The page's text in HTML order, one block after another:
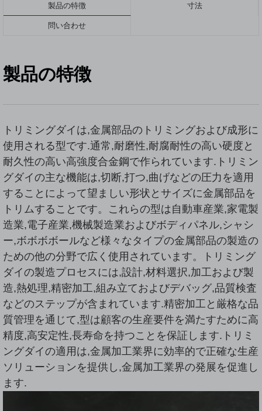
製品の特徴 寸法
問い合わせ
製品の特徴
トリミングダイは,金属部品のトリミングおよび成形に
使用される型です.通常,耐磨性,耐腐耐性の高い硬度と
耐久性の高い高強度合金鋼で作られています.トリミン
グダイの主な機能は,切断,打つ,曲げなどの圧力を適用
することによって望ましい形状とサイズに金属部品を
トリムすることです。これらの型は自動車産業,家電製
造業,電子産業,機械製造業およびボディパネル,シャシ
ー,ボボボボールなど様々なタイプの金属部品の製造の
ための他の分野で広く使用されています。トリミング
ダイの製造プロセスには,設計,材料選択,加工および製
造,熱処理,精密加工,組み立ておよびデバッグ,品質検査
などのステップが含まれています.精密加工と厳格な品
質管理を通じて,型は顧客の生産要件を満たすために高
精度,高安定性,長寿命を持つことを保証します.トリミ
ングダイの適用は,金属加工業界に効率的で正確な生産
ソリューションを提供し,金属加工業界の発展を促進し
ます.